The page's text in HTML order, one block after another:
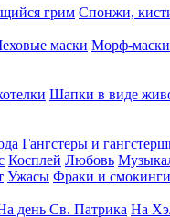
грим Спонжи,
маски Морф-маски
Шапки в виде
Гангстеры и
Косплей Любовь
Ужасы Фраки и смокинги
день Св. Патрика На